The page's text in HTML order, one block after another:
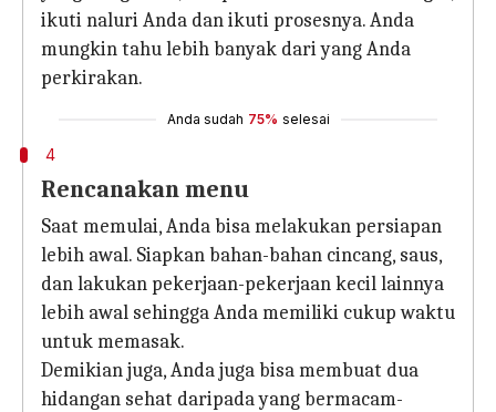
ikuti naluri Anda dan ikuti prosesnya. Anda
mungkin tahu lebih banyak dari yang Anda
perkirakan.
Anda sudah 75% selesai
4
Rencanakan menu
Saat memulai, Anda bisa melakukan persiapan
lebih awal. Siapkan bahan-bahan cincang, saus,
dan lakukan pekerjaan-pekerjaan kecil lainnya
lebih awal sehingga Anda memiliki cukup waktu
untuk memasak.
Demikian juga, Anda juga bisa membuat dua
hidangan sehat daripada yang bermacam-